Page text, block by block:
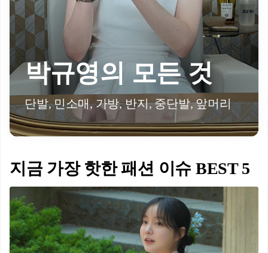
박규영의 모든 것
단발, 민소매, 가방, 반지, 중단발, 앞머리
지금 가장 핫한 패션 이슈 BEST 5